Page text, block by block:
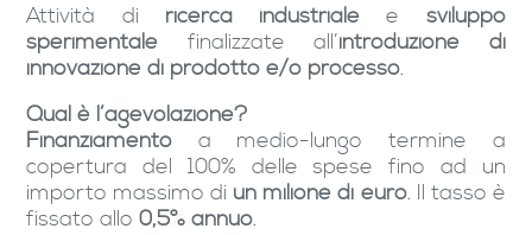
Attività di ricerca industrialee sviluppo
sperimentale finalizzate all’introduzione di
innovazione di prodotto e/o processo.
Qual è l’agevolazione?
Finanziamento a medio-lungo termine a
copertura del 100% delle spese fino ad un
importo massimo di un milione di euro. Il tasso è
fissato allo0,5% annuo.